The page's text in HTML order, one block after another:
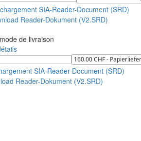
SIA-Reader-Document (SRD)
Reader-Dokument (V2.SRD)
de livraison
SIA-Reader-Document (SRD)
Reader-Dokument (V2.SRD)